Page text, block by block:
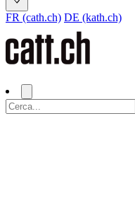
FR (cath.ch) DE (kath.ch)